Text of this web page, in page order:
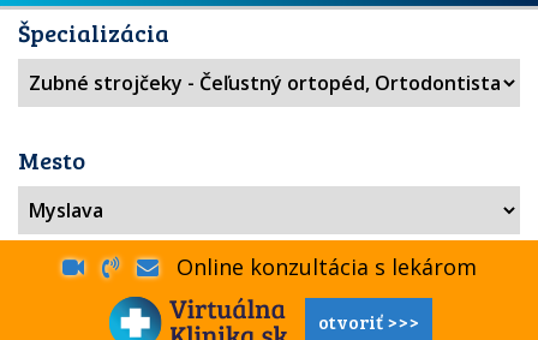
Špecializácia
Mesto
Online konzultácia s lekárom
otvoriť >>>